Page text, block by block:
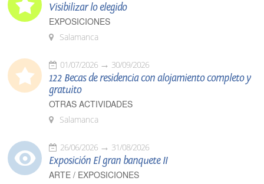
Visibilizar lo elegido
EXPOSICIONES
Salamanca
01/07/2026 30/09/2026
122 Becas de residencia con alojamiento completo y
gratuito
OTRAS ACTIVIDADES
Salamanca
26/06/2026 31/08/2026
Exposición El gran banquete II
ARTE / EXPOSICIONES